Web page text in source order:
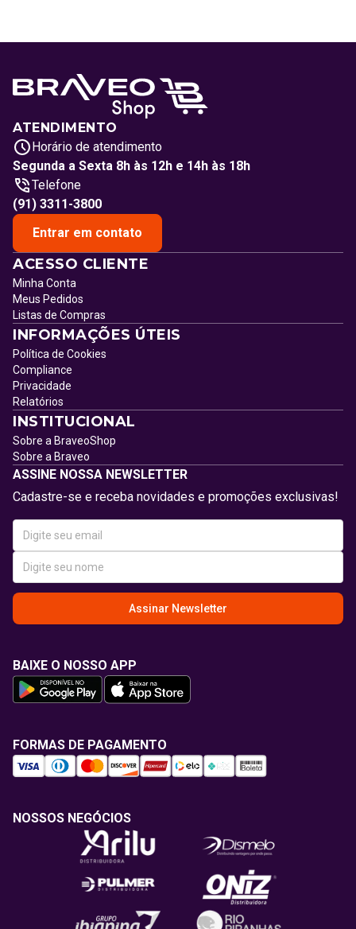
ATENDIMENTO
Horário de atendimento
Segunda a Sexta 8h às 12h e 14h às 18h
Telefone
(91) 3311-3800
Entrar em contato
ACESSO CLIENTE
Minha Conta
Meus Pedidos
Listas de Compras
INFORMAÇÕES ÚTEIS
Política de Cookies
Compliance
Privacidade
Relatórios
INSTITUCIONAL
Sobre a BraveoShop
Sobre a Braveo
ASSINE NOSSA NEWSLETTER
Cadastre-se e receba novidades e promoções exclusivas!
Assinar Newsletter
BAIXE O NOSSO APP
FORMAS DE PAGAMENTO
NOSSOS NEGÓCIOS